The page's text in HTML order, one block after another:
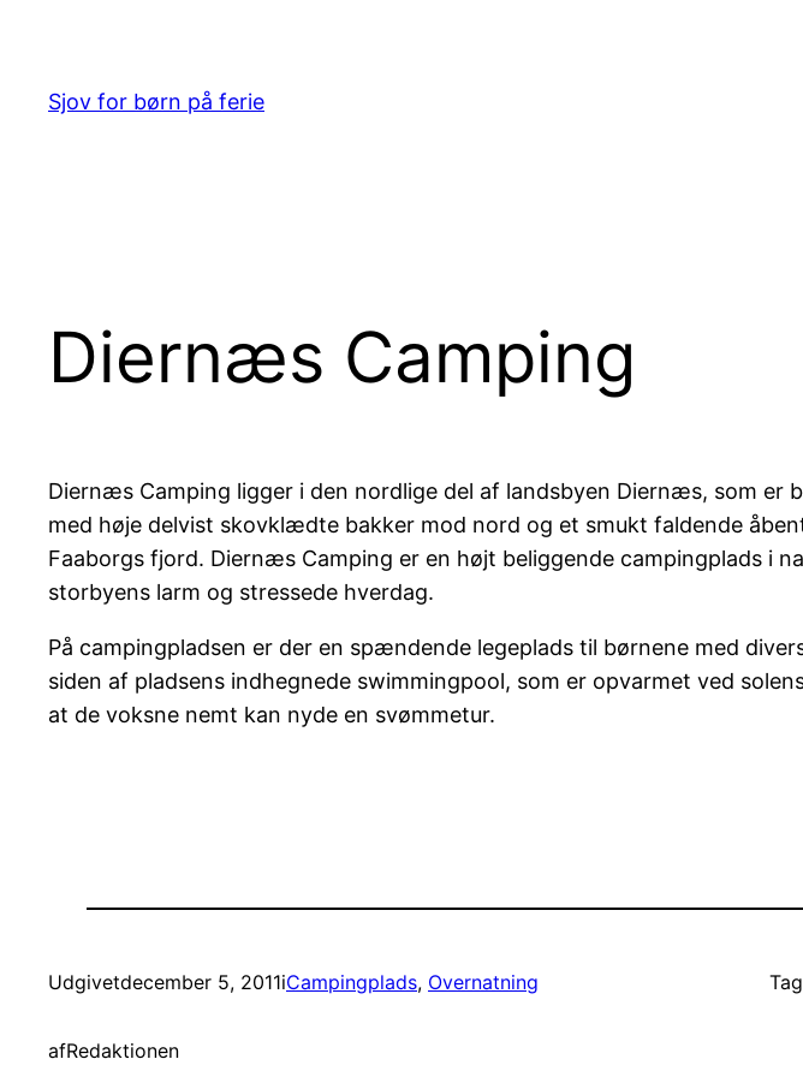
indhold
Sjov for børn på ferie
Diernæs Camping
Diernæs Camping ligger i den nordlige del af landsbyen Diernæs, som
med høje delvist skovklædte bakker mod nord og et smukt faldende
Faaborgs fjord. Diernæs Camping er en højt beliggende campingplads i
storbyens larm og stressede hverdag.
På campingpladsen er der en spændende legeplads til børnene med
siden af pladsens indhegnede swimmingpool, som er opvarmet ved
at de voksne nemt kan nyde en svømmetur.
Udgivetdecember 5, 2011iCampingplads, Overnatning
afRedaktionen